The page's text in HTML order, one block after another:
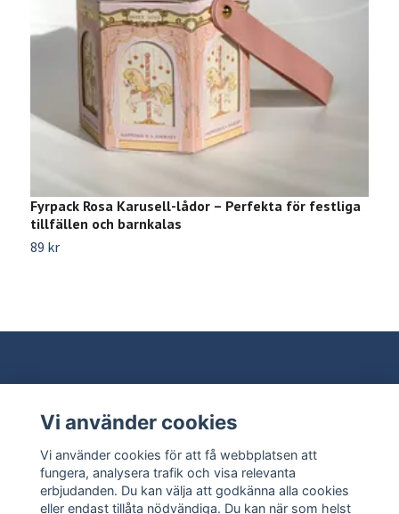
Fyrpack Rosa Karusell-lådor – Perfekta för festliga
tillfällen och barnkalas
89 kr
Behöver du hjälp?
Läs mer
Vi använder cookies
Vi använder cookies för att få webbplatsen att
fungera, analysera trafik och visa relevanta
erbjudanden. Du kan välja att godkänna alla cookies
eller endast tillåta nödvändiga. Du kan när som helst